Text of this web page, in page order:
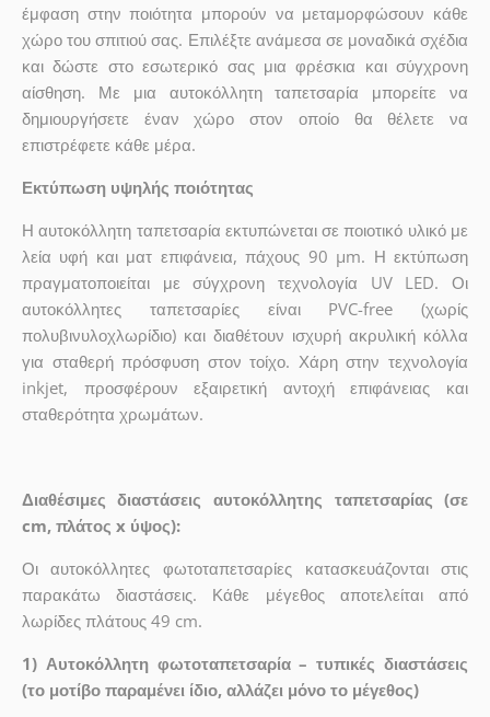
έμφαση στην ποιότητα μπορούν να μεταμορφώσουν κάθε
χώρο του σπιτιού σας. Επιλέξτε ανάμεσα σε μοναδικά σχέδια
και δώστε στο εσωτερικό σας μια φρέσκια και σύγχρονη
αίσθηση. Με μια αυτοκόλλητη ταπετσαρία μπορείτε να
δημιουργήσετε έναν χώρο στον οποίο θα θέλετε να
επιστρέφετε κάθε μέρα.
Εκτύπωση υψηλής ποιότητας
Η αυτοκόλλητη ταπετσαρία εκτυπώνεται σε ποιοτικό υλικό με
λεία υφή και ματ επιφάνεια, πάχους 90 µm. Η εκτύπωση
πραγματοποιείται με σύγχρονη τεχνολογία UV LED. Οι
αυτοκόλλητες ταπετσαρίες είναι PVC-free (χωρίς
πολυβινυλοχλωρίδιο) και διαθέτουν ισχυρή ακρυλική κόλλα
για σταθερή πρόσφυση στον τοίχο. Χάρη στην τεχνολογία
inkjet, προσφέρουν εξαιρετική αντοχή επιφάνειας και
σταθερότητα χρωμάτων.
Διαθέσιμες διαστάσεις αυτοκόλλητης ταπετσαρίας (σε
cm, πλάτος x ύψος):
Οι αυτοκόλλητες φωτοταπετσαρίες κατασκευάζονται στις
παρακάτω διαστάσεις. Κάθε μέγεθος αποτελείται από
λωρίδες πλάτους 49 cm.
1) Αυτοκόλλητη φωτοταπετσαρία – τυπικές διαστάσεις
(το μοτίβο παραμένει ίδιο, αλλάζει μόνο το μέγεθος)